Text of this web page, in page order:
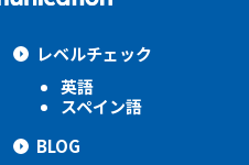
レベルチェック
英語
スペイン語
BLOG